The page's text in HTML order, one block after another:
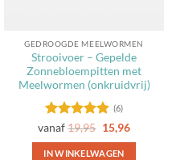
GEDROOGDE MEELWORMEN
Strooivoer – Gepelde
Zonnebloempitten met
Meelwormen (onkruidvrij)
Gewaardeerd
4.83uit 5
(6)
vanaf 19,95 15,96
IN WINKELWAGEN